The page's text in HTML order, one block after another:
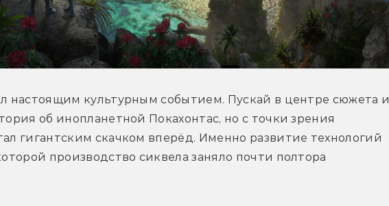
настоящим культурным событием. Пускай в центре сюжета и
об инопланетной Покахонтас, но с точки зрения
гигантским скачком вперёд. Именно развитие технологий
производство сиквела заняло почти полтора